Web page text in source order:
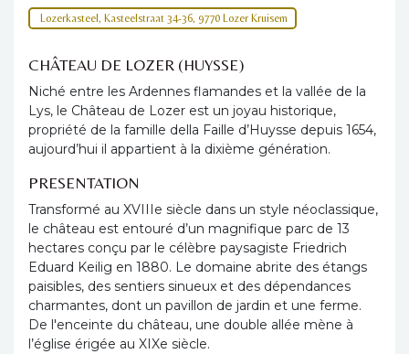
Lozerkasteel, Kasteelstraat 34-36, 9770 Lozer Kruisem
CHÂTEAU DE LOZER (HUYSSE)
Niché entre les Ardennes flamandes et la vallée de la
Lys, le Château de Lozer est un joyau historique,
propriété de la famille della Faille d’Huysse depuis 1654,
aujourd’hui il appartient à la dixième génération.
PRESENTATION
Transformé au XVIIIe siècle dans un style néoclassique,
le château est entouré d’un magnifique parc de 13
hectares conçu par le célèbre paysagiste Friedrich
Eduard Keilig en 1880. Le domaine abrite des étangs
paisibles, des sentiers sinueux et des dépendances
charmantes, dont un pavillon de jardin et une ferme.
De l'enceinte du château, une double allée mène à
l’église érigée au XIXe siècle.